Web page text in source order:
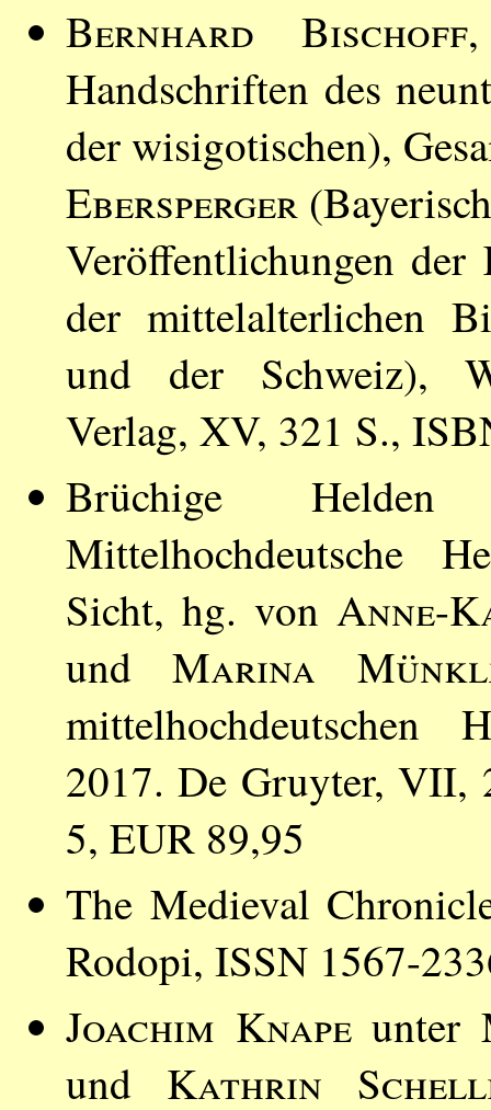
Bernhard Bischoff
Handschriften des
der wisigotischen),
Ebersperger
Veröffentlichungen der
der mittelalterlichen
und der Schweiz),
Verlag, XV, 321 S.,
Brüchige
Mittelhochdeutsche
Sicht, hg. von Anne-
undMarina
mittelhochdeutschen
2017. De Gruyter, VII,
5, EUR 89,95
The Medieval
Rodopi, ISSN 1567-
Joachim Knapeunter
und Kathrin